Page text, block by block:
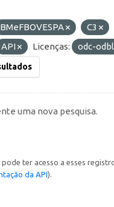
BMeFBOVESPA C3
API Licenças: odc-odbl
uma nova pesquisa.
ter acesso a esses
da API).